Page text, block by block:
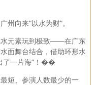
州向来“以水为财”。
水元素玩到极致——在广东
面舞台结合，借助环形水
了一片海”！��
短、参演人数最少的一